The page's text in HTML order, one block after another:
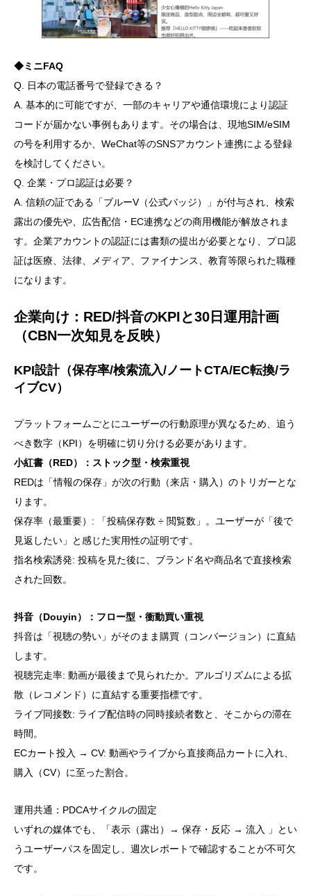
◆ミニFAQ
Q. 日本の電話番号で登録できる？
A. 基本的に可能ですが、一部のキャリアや通信環境により認証
コードが届かない事例もあります。その場合は、現地SIM/eSIM
の号を利用するか、WeChat等のSNSアカウント連携による登録
を検討してください。
Q. 企業・プロ認証は必要？
A. 信頼の証である「ブルーV（公式バッジ）」が付与され、検索
露出の優先や、広告配信・EC連携などの商用機能が解放されま
す。企業アカウントの認証には書類の提出が必要となり、プロ認
証は医療、法律、メディア、ファイナンス、教育等限られた職種
になります。
企業向け：RED/抖音のKPIと30日運用計画
（CBN一次知見を反映）
KPI設計（保存率/検索流入/ノートCTA/EC転換/ラ
イブCV）
プラットフォームごとにユーザーの行動原理が異なるため、追う
べき数字（KPI）を明確に切り分ける必要があります。
小紅書（RED）：ストック型・検索重視
REDは「情報の保存」が次の行動（来店・購入）のトリガーとな
ります。
保存率（最重要）: 「投稿保存数 ÷ 閲覧数」。ユーザーが「後で
見返したい」と感じた実用性の証明です。
指名検索誘発: 投稿を見た後に、ブランド名や商品名で直接検索
された回数。
抖音（Douyin）：フロー型・衝動買い重視
抖音は「視聴の勢い」がそのまま購買（コンバージョン）に直結
します。
視聴完走率: 動画が最後まで見られたか。アルゴリズムによる拡
散（レコメンド）に直結する重要指標です。
ライブ同接数: ライブ配信時の同時接続者数と、そこからの滞在
時間。
ECカート投入 → CV: 動画やライブから直接商品カートに入れ、
購入（CV）に至った割合。
運用共通：PDCAサイクルの固定
いずれの媒体でも、「表示（露出）→ 保存・反応 → 流入 」とい
うユーザーパスを固定し、週次レポートで確認することが不可欠
です。